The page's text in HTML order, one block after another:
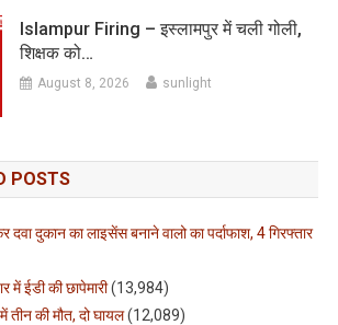
Islampur Firing – इस्लामपुर में चली गोली,
शिक्षक को…
August 8, 2026 sunlight
POSTS
दवा दुकान का लाइसेंस बनाने वालो का पर्दाफाश, 4 गिरफ्तार
में ईडी की छापेमारी(13,984)
तीन की मौत, दो घायल(12,089)